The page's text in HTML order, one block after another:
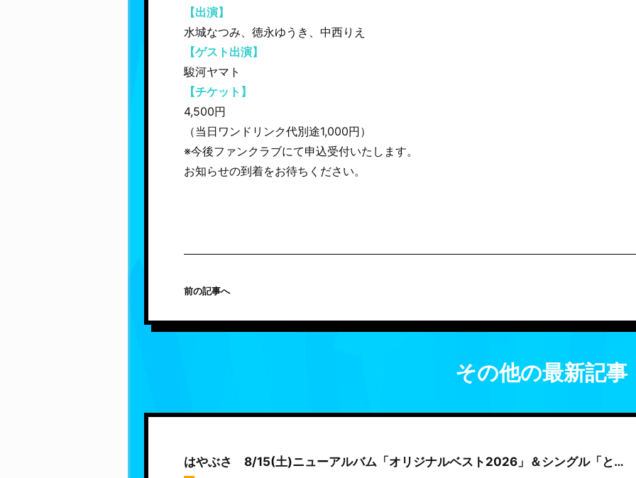
【出演】
水城なつみ、徳永ゆうき、中西りえ
【ゲスト出演】
駿河ヤマト
【チケット】
4,500円
（当日ワンドリンク代別途1,000円）
※今後ファンクラブにて申込受付いたします。
お知らせの到着をお待ちください。
前の記事へ
その他の最新記事
はやぶさ 8/15(土)ニューアルバム「オリジナルベスト2026」＆シングル「と…